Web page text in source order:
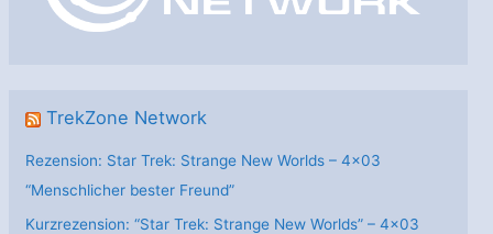
TrekZone Network
Rezension: Star Trek: Strange New Worlds – 4×03
“Menschlicher bester Freund”
Kurzrezension: “Star Trek: Strange New Worlds” – 4×03